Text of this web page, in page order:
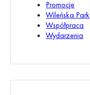
Promocje
Wileńska Park
Współpraca
Wydarzenia